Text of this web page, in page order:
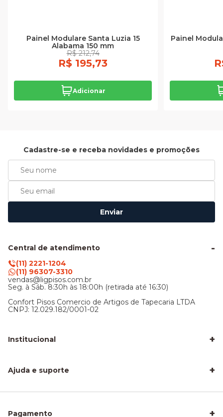
Painel Modulare Santa Luzia 15
Alabama 150 mm
R$ 212,74
R$ 195,73
Adicionar
Painel
Cadastre-se e receba novidades e promoções
Enviar
Central de atendimento
(11) 2221-1204
(11) 96307-3310
vendas@ligpisos.com.br
Seg. à Sáb. 8:30h às 18:00h (retirada até 16:30)
Confort Pisos Comercio de Artigos de Tapecaria LTDA
CNPJ: 12.029.182/0001-02
Institucional +
Sobre nós
Nossa Loja
Ajuda e suporte +
Frete e entrega
Como Calcular a Área do seu Piso
Pagamento +